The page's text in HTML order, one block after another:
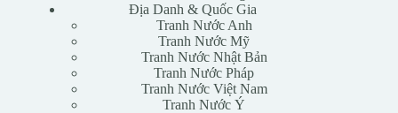
Địa Danh & Quốc Gia
Tranh Nước Anh
Tranh Nước Mỹ
Tranh Nước Nhật Bản
Tranh Nước Pháp
Tranh Nước Việt Nam
Tranh Nước Ý